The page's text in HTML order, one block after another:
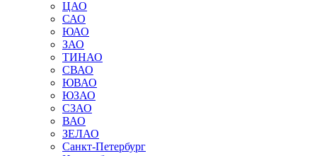
ЦАО
САО
ЮАО
ЗАО
ТИНАО
СВАО
ЮВАО
ЮЗАО
СЗАО
ВАО
ЗЕЛАО
Санкт-Петербург